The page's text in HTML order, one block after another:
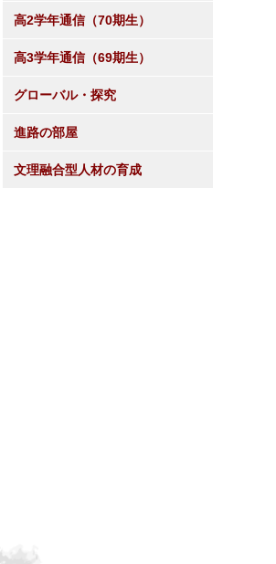
高2学年通信（70期生）
高3学年通信（69期生）
グローバル・探究
進路の部屋
文理融合型人材の育成